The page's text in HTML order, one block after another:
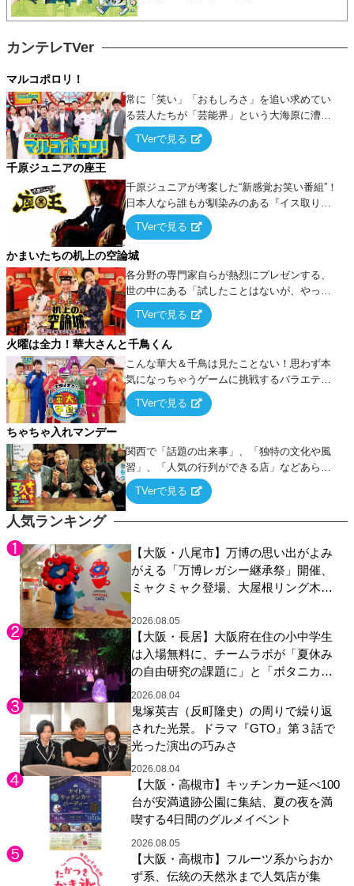
人気ランキング
【大阪・八尾市】万博の思い出がよみ
がえる「万博レガシー継承祭」開催、
ミャクミャク登場、大屋根リング木材
展示も
2026.08.05
【大阪・長居】大阪府在住の小中学生
は入場無料に、チームラボが「夏休み
の自由研究の課題に」と「ボタニカル
ガーデン 大阪」へ招待
2026.08.04
鬼塚英吉（反町隆史）の周りで繰り返
された光景。ドラマ『GTO』第３話で
光った演出の巧みさ
2026.08.04
【大阪・高槻市】キッチンカー延べ100
台が安満遺跡公園に集結、夏の夜を満
喫する4日間のグルメイベント
2026.08.05
【大阪・高槻市】フルーツ系からおか
ず系、伝統の天然氷まで人気店が集
カンテレTVer
マルコポロリ！
常に「笑い」「おもしろさ」を追い求めてい
る芸人たちが「芸能界」という大海原に漕ぎ
出でて、新たなオモシロ人間を発掘する！
TVerで見る
千原ジュニアの座王
千原ジュニアが考案した“新感覚お笑い番組”！
日本人なら誰もが馴染みのある『イス取りゲ
ーム』をベースに、大喜利・ギャグ・モノボ
ケ・歌…など様々なお題で芸人がショートネ
タを競い合う！
TVerで見る
かまいたちの机上の空論城
各分野の専門家自らが熱烈にプレゼンする、
世の中にある「試したことはないが、やって
みたらこうなる！…ハズ」という“机上の空
論”に若手芸人らがカラダを張って挑む！
TVerで見る
火曜は全力！華大さんと千鳥くん
こんな華大＆千鳥は見たことない！思わず本
気になっちゃうゲームに挑戦するバラエティ
ー！
TVerで見る
ちゃちゃ入れマンデー
関西で「話題の出来事」、「独特の文化や風
習」、「人気の行列ができる店」などあらゆ
るテーマについて好き放題にちゃちゃを入れ
ていく関西色を前面に押し出したトークバラ
TVerで見る